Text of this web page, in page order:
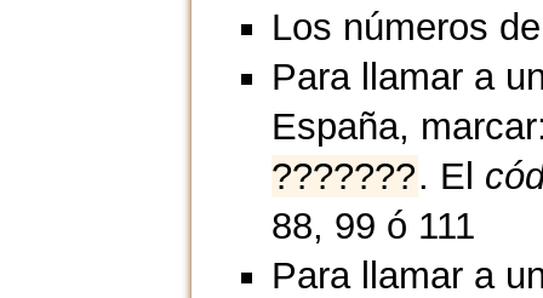
Los números
Para llamar a
España,
???????. El
88, 99 ó 111
Para llamar a